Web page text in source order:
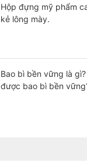
Hộp đựng mỹ phẩm
kẻ lông mày.
Bao bì bền vững là
được bao bì bền